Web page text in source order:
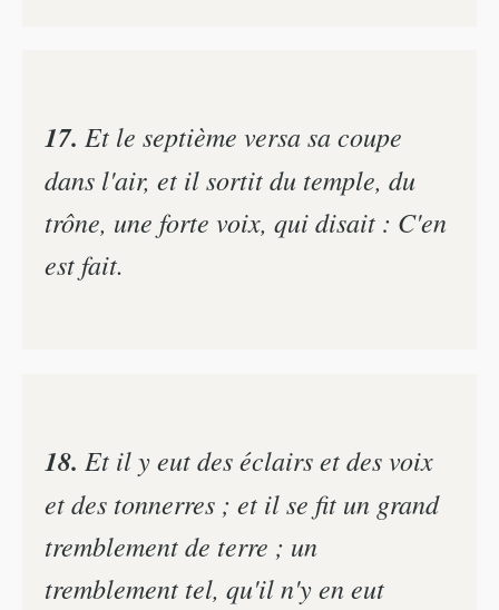
17. Et le septième versa sa coupe
dans l'air, et il sortit du temple, du
trône, une forte voix, qui disait : C'en
est fait.
18. Et il y eut des éclairs et des voix
et des tonnerres ; et il se fit un grand
tremblement de terre ; un
tremblement tel, qu'il n'y en eut